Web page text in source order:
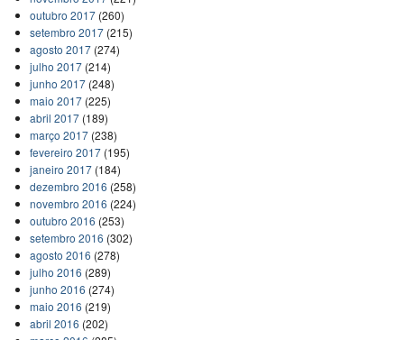
outubro 2017(260)
setembro 2017(215)
agosto 2017(274)
julho 2017(214)
junho 2017(248)
maio 2017(225)
abril 2017(189)
março 2017(238)
fevereiro 2017(195)
janeiro 2017(184)
dezembro 2016 (258)
novembro 2016 (224)
outubro 2016 (253)
setembro 2016 (302)
agosto 2016 (278)
julho 2016 (289)
junho 2016 (274)
maio 2016 (219)
abril 2016 (202)